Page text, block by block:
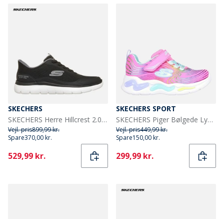
SKECHERS
SKECHERS Herre Hillcrest 2.0 Woodrock Peak Sneakers Sort
Vejl. pris899,99 kr.
Spare370,00 kr.
Current
529,99 kr.
SKECHERS SPORT
SKECHERS Piger Bølgede Lys Sneakers Pink
Vejl. pris449,99 kr.
Spare150,00 kr.
Current
299,99 kr.